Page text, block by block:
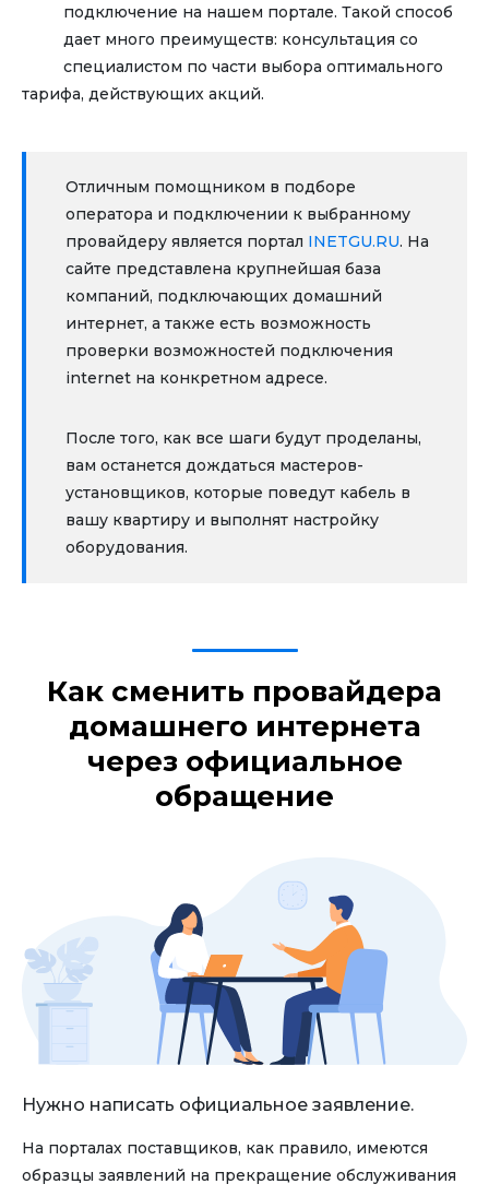
подключение на нашем портале. Такой способ
дает много преимуществ: консультация со
специалистом по части выбора оптимального
тарифа, действующих акций.
Отличным помощником в подборе
оператора и подключении к выбранному
провайдеру является портал INETGU.RU. На
сайте представлена крупнейшая база
компаний, подключающих домашний
интернет, а также есть возможность
проверки возможностей подключения
internet на конкретном адресе.
После того, как все шаги будут проделаны,
вам останется дождаться мастеров-
установщиков, которые поведут кабель в
вашу квартиру и выполнят настройку
оборудования.
Как сменить провайдера
домашнего интернета
через официальное
обращение
Нужно написать официальное заявление.
На порталах поставщиков, как правило, имеются
образцы заявлений на прекращение обслуживания